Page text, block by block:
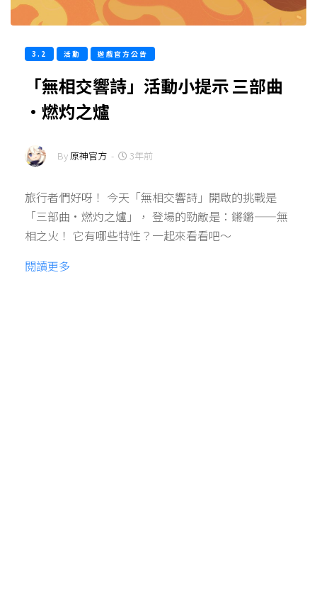
3.2 活動 遊戲官方公告
「無相交響詩」活動小提示 三部曲
·燃灼之爐
By原神官方 - 3年前
旅行者們好呀！ 今天「無相交響詩」開啟的挑戰是
「三部曲·燃灼之爐」， 登場的勁敵是：鏘鏘——無
相之火！ 它有哪些特性？一起來看看吧～
閱讀更多